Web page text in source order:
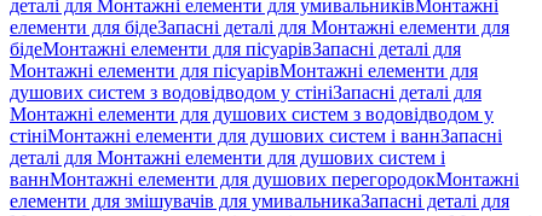
деталі для Монтажні елементи для умивальниківМонтажні
елементи для бідеЗапасні деталі для Монтажні елементи для
бідеМонтажні елементи для пісуарівЗапасні деталі для
Монтажні елементи для пісуарівМонтажні елементи для
душових систем з водовідводом у стініЗапасні деталі для
Монтажні елементи для душових систем з водовідводом у
стініМонтажні елементи для душових систем і ваннЗапасні
деталі для Монтажні елементи для душових систем і
ваннМонтажні елементи для душових перегородокМонтажні
елементи для змішувачів для умивальникаЗапасні деталі для